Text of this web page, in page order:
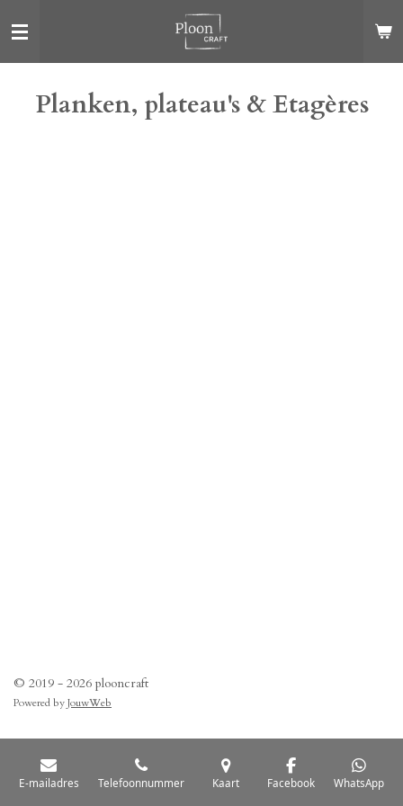
direct
hoofdinhoud
Planken, plateau's & Etagères
© 2019 - 2026 plooncraft
Powered byJouwWeb
E-mailadres Telefoonnummer Kaart Facebook WhatsApp